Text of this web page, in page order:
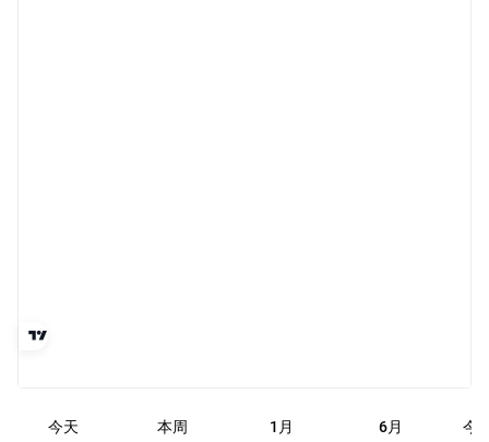
今天 本周 1月 6月 今